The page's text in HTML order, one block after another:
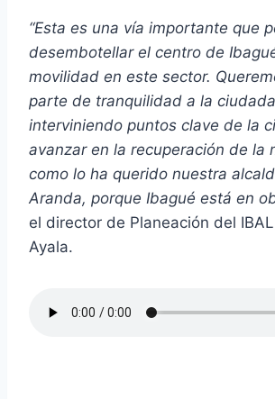
“Esta es una vía importante que
desembotellar el centro de
movilidad en este sector.
parte de tranquilidad a la
interviniendo puntos clave de la
avanzar en la recuperación de la
como lo ha querido nuestra
Aranda, porque Ibagué está en
el director de Planeación del
Ayala.